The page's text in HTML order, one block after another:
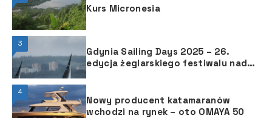
Kurs Micronesia
3
Gdynia Sailing Days 2025 – 26.
edycja żeglarskiego festiwalu nad
4
Nowy producent katamaranów
wchodzi na rynek – oto OMAYA 50